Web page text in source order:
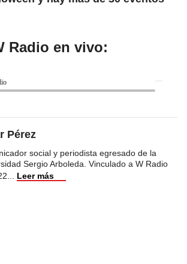
Radio en vivo:
Pérez
social y periodista egresado de la
Sergio Arboleda. Vinculado a W Radio
Leer más